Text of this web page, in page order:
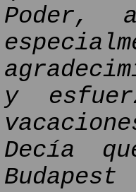
Poder,
y
Decía